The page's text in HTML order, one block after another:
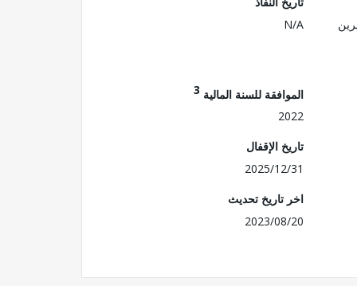
N/A
الموافقة للسنة المالية 3
2022
تاريخ الإقفال
2025/12/31
اخر تاريخ تحديث
2023/08/20